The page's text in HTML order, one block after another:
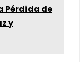
Pérdida de
y